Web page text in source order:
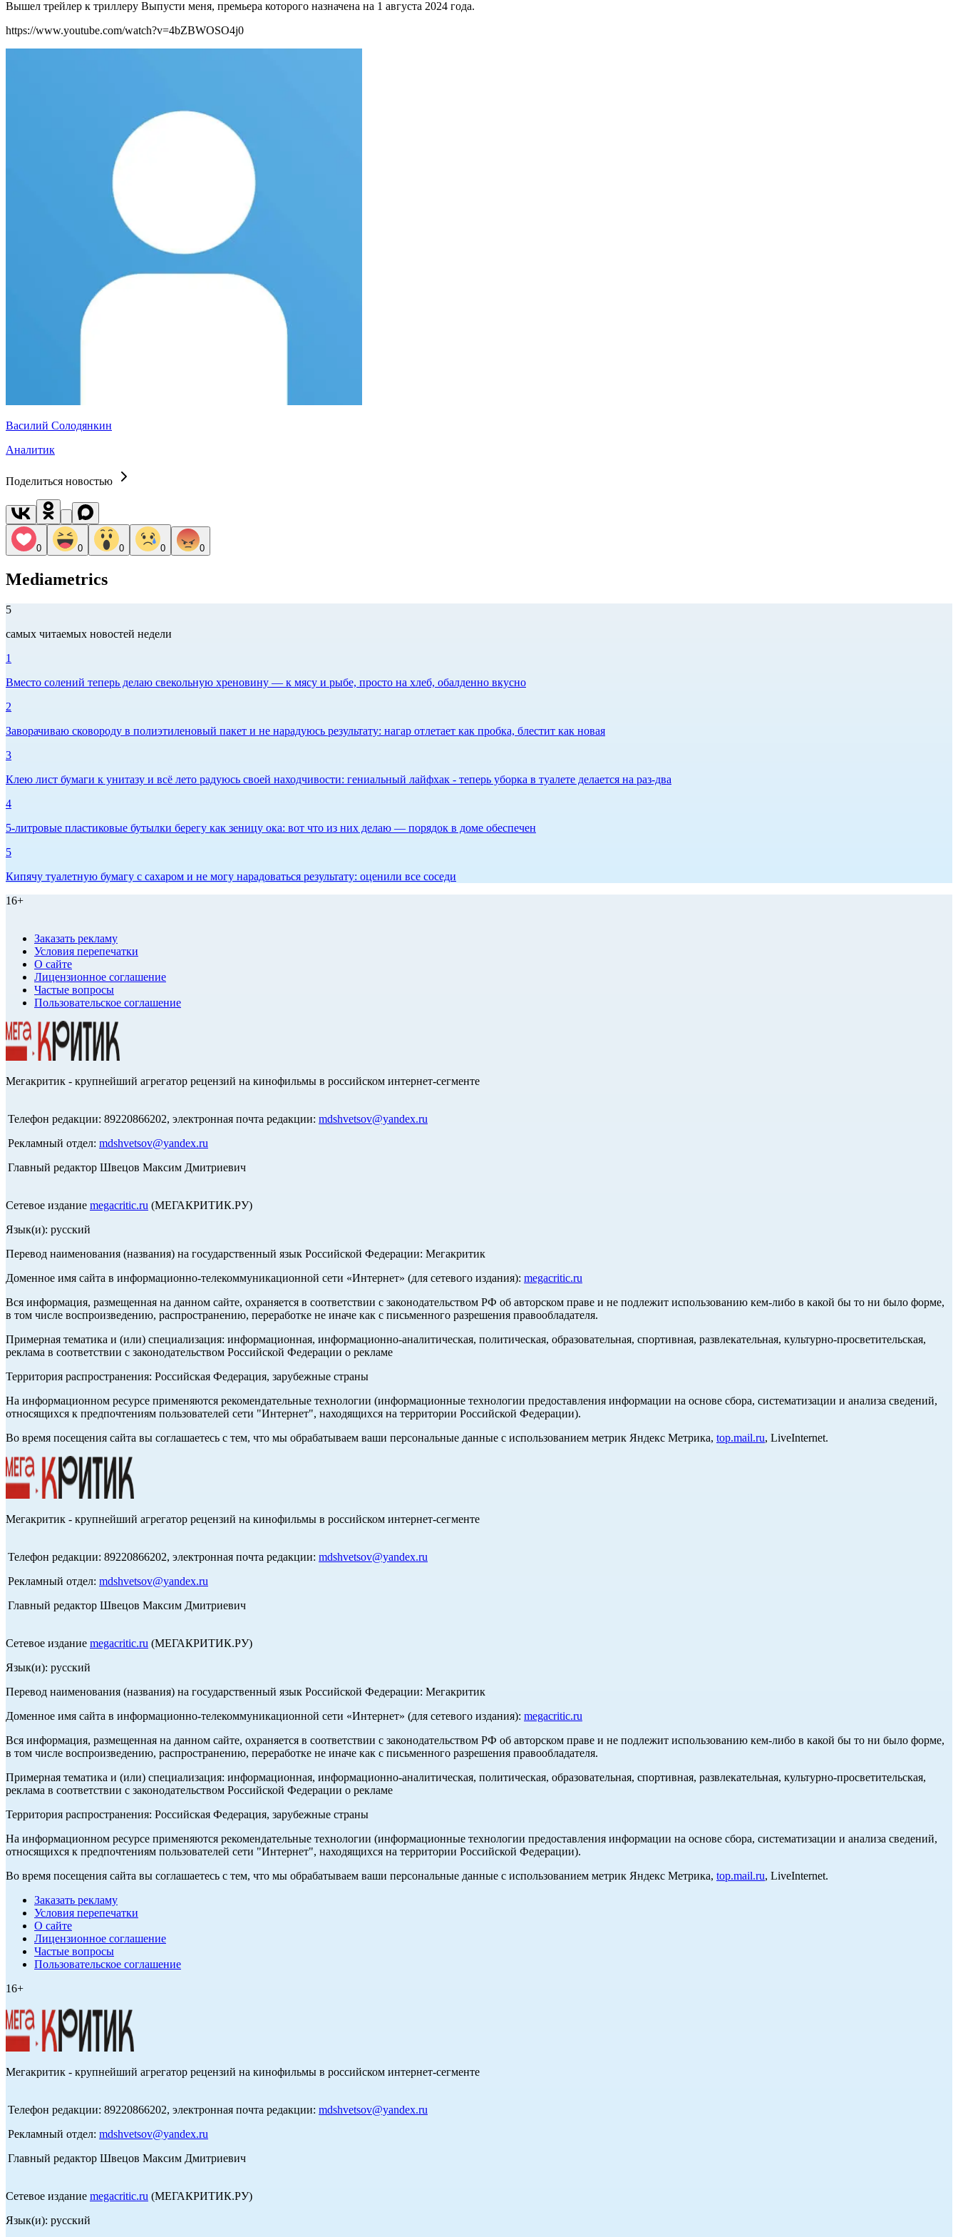
Вышел трейлер к триллеру Выпусти меня, премьера которого назначена на 1 августа 2024 года.
https://www.youtube.com/watch?v=4bZBWOSO4j0
Василий Солодянкин
Аналитик
Поделиться новостью
0 0 0 0 0
Mediametrics
5
самых читаемых новостей недели
1
Вместо солений теперь делаю свекольную хреновину — к мясу и рыбе, просто на хлеб, обалденно вкусно
2
Заворачиваю сковороду в полиэтиленовый пакет и не нарадуюсь результату: нагар отлетает как пробка, блестит как новая
3
Клею лист бумаги к унитазу и всё лето радуюсь своей находчивости: гениальный лайфхак - теперь уборка в туалете делается на раз-два
4
5-литровые пластиковые бутылки берегу как зеницу ока: вот что из них делаю — порядок в доме обеспечен
5
Кипячу туалетную бумагу с сахаром и не могу нарадоваться результату: оценили все соседи
16+
Заказать рекламу
Условия перепечатки
О сайте
Лицензионное соглашение
Частые вопросы
Пользовательское соглашение
Мегакритик - крупнейший агрегатор рецензий на кинофильмы в российском интернет-сегменте
Телефон редакции: 89220866202, электронная почта редакции: mdshvetsov@yandex.ru
Рекламный отдел: mdshvetsov@yandex.ru
Главный редактор Швецов Максим Дмитриевич
Сетевое издание megacritic.ru (МЕГАКРИТИК.РУ)
Язык(и): русский
Перевод наименования (названия) на государственный язык Российской Федерации: Мегакритик
Доменное имя сайта в информационно-телекоммуникационной сети «Интернет» (для сетевого издания): megacritic.ru
Вся информация, размещенная на данном сайте, охраняется в соответствии с законодательством РФ об авторском праве и не подлежит использованию кем-либо в какой бы то ни было форме,
в том числе воспроизведению, распространению, переработке не иначе как с письменного разрешения правообладателя.
Примерная тематика и (или) специализация: информационная, информационно-аналитическая, политическая, образовательная, спортивная, развлекательная, культурно-просветительская,
реклама в соответствии с законодательством Российской Федерации о рекламе
Территория распространения: Российская Федерация, зарубежные страны
На информационном ресурсе применяются рекомендательные технологии (информационные технологии предоставления информации на основе сбора, систематизации и анализа сведений,
относящихся к предпочтениям пользователей сети "Интернет", находящихся на территории Российской Федерации).
Во время посещения сайта вы соглашаетесь с тем, что мы обрабатываем ваши персональные данные с использованием метрик Яндекс Метрика, top.mail.ru, LiveInternet.
Мегакритик - крупнейший агрегатор рецензий на кинофильмы в российском интернет-сегменте
Телефон редакции: 89220866202, электронная почта редакции: mdshvetsov@yandex.ru
Рекламный отдел: mdshvetsov@yandex.ru
Главный редактор Швецов Максим Дмитриевич
Сетевое издание megacritic.ru (МЕГАКРИТИК.РУ)
Язык(и): русский
Перевод наименования (названия) на государственный язык Российской Федерации: Мегакритик
Доменное имя сайта в информационно-телекоммуникационной сети «Интернет» (для сетевого издания): megacritic.ru
Вся информация, размещенная на данном сайте, охраняется в соответствии с законодательством РФ об авторском праве и не подлежит использованию кем-либо в какой бы то ни было форме,
в том числе воспроизведению, распространению, переработке не иначе как с письменного разрешения правообладателя.
Примерная тематика и (или) специализация: информационная, информационно-аналитическая, политическая, образовательная, спортивная, развлекательная, культурно-просветительская,
реклама в соответствии с законодательством Российской Федерации о рекламе
Территория распространения: Российская Федерация, зарубежные страны
На информационном ресурсе применяются рекомендательные технологии (информационные технологии предоставления информации на основе сбора, систематизации и анализа сведений,
относящихся к предпочтениям пользователей сети "Интернет", находящихся на территории Российской Федерации).
Во время посещения сайта вы соглашаетесь с тем, что мы обрабатываем ваши персональные данные с использованием метрик Яндекс Метрика, top.mail.ru, LiveInternet.
Заказать рекламу
Условия перепечатки
О сайте
Лицензионное соглашение
Частые вопросы
Пользовательское соглашение
16+
Мегакритик - крупнейший агрегатор рецензий на кинофильмы в российском интернет-сегменте
Телефон редакции: 89220866202, электронная почта редакции: mdshvetsov@yandex.ru
Рекламный отдел: mdshvetsov@yandex.ru
Главный редактор Швецов Максим Дмитриевич
Сетевое издание megacritic.ru (МЕГАКРИТИК.РУ)
Язык(и): русский